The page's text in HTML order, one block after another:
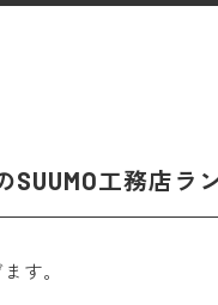
工務店ラ
す。